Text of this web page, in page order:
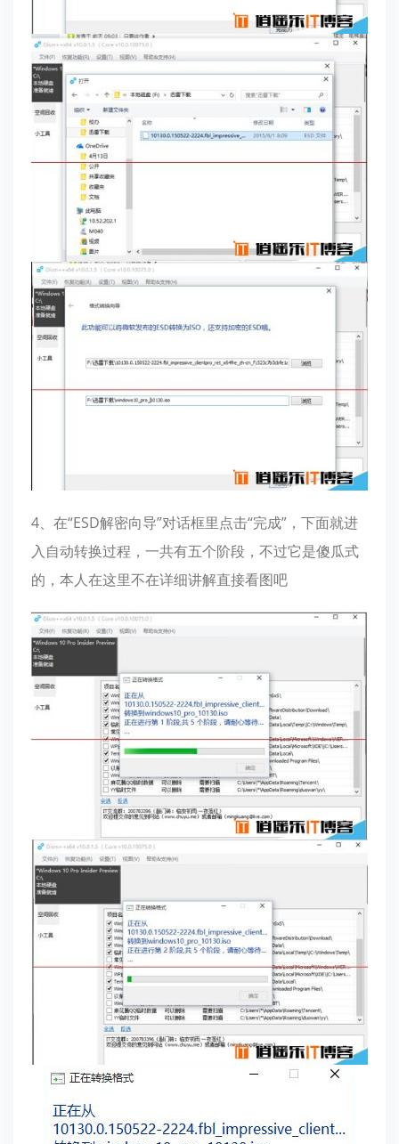
4、在“ESD解密向导”对话框里点击“完成”，下面就进
入自动转换过程，一共有五个阶段，不过它是傻瓜式
的，本人在这里不在详细讲解直接看图吧